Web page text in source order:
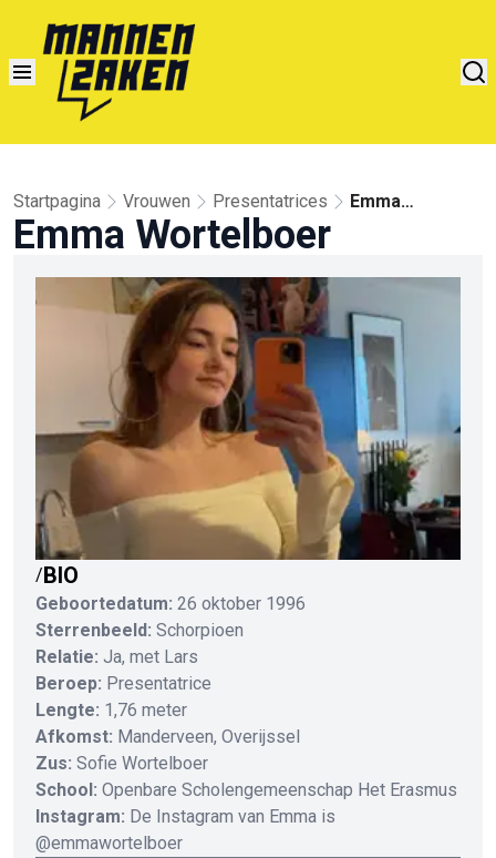
Startpagina Vrouwen Presentatrices
Emma
Emma Wortelboer
/BIO
Geboortedatum: 26 oktober 1996
Sterrenbeeld: Schorpioen
Relatie: Ja, met Lars
Beroep: Presentatrice
Lengte: 1,76 meter
Afkomst: Manderveen, Overijssel
Zus: Sofie Wortelboer
School: Openbare Scholengemeenschap Het Erasmus
Instagram: De Instagram van Emma is
@emmawortelboer